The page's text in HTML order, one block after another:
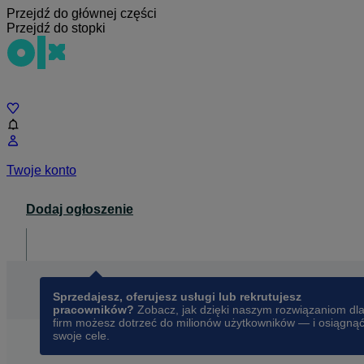
Przejdź do głównej części
Przejdź do stopki
Twoje konto
Dodaj ogłoszenie
Sprzedajesz, oferujesz usługi lub rekrutujesz
pracowników? Zobacz, jak dzięki naszym rozwiązaniom dla
firm możesz dotrzeć do milionów użytkowników — i osiągnąć
swoje cele.